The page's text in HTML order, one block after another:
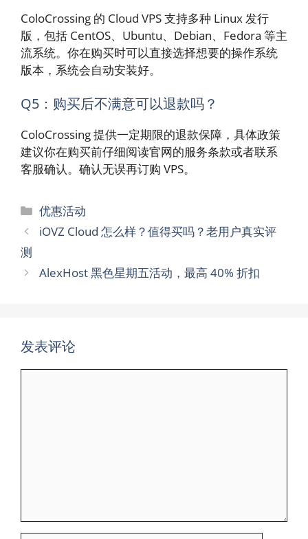
ColoCrossing 的 Cloud VPS 支持多种 Linux 发行
版，包括 CentOS、Ubuntu、Debian、Fedora 等主
流系统。你在购买时可以直接选择想要的操作系统
版本，系统会自动安装好。
Q5：购买后不满意可以退款吗？
ColoCrossing 提供一定期限的退款保障，具体政策
建议你在购买前仔细阅读官网的服务条款或者联系
客服确认。确认无误再订购 VPS。
分
类
优惠活动
iOVZ Cloud 怎么样？值得买吗？老用户真实评
测
AlexHost 黑色星期五活动，最高 40% 折扣
发表评论